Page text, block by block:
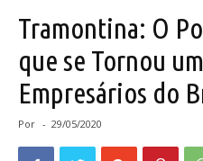
Tramontina: O
que se Tornou
Empresários do
Por - 29/05/2020